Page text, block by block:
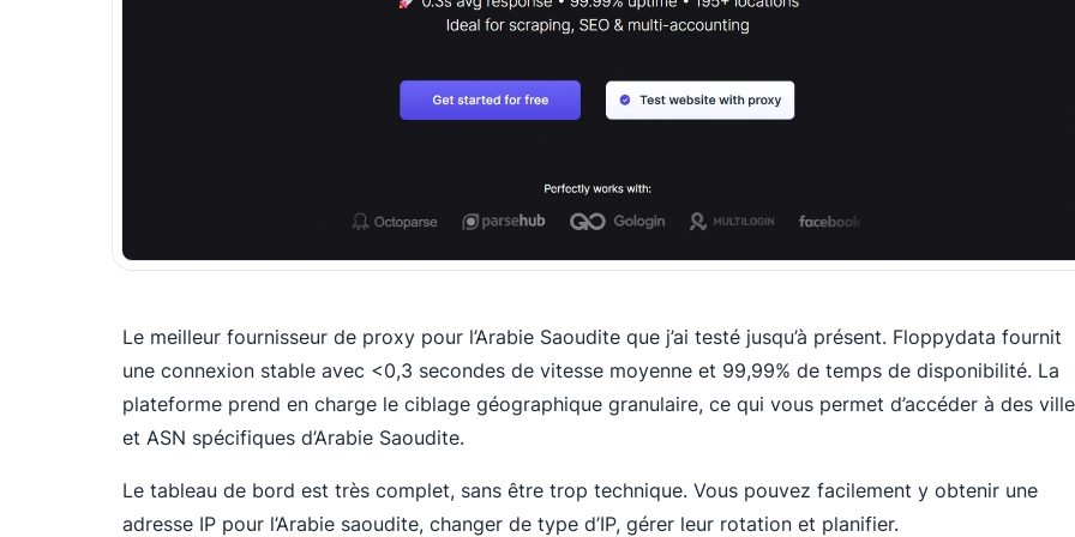
Le meilleur fournisseur de proxy pour l’Arabie Saoudite que j’ai testé jusqu’à présent. Floppydata fournit
une connexion stable avec <0,3 secondes de vitesse moyenne et 99,99% de temps de disponibilité. La
plateforme prend en charge le ciblage géographique granulaire, ce qui vous permet d’accéder à des
et ASN spécifiques d’Arabie Saoudite.
Le tableau de bord est très complet, sans être trop technique. Vous pouvez facilement y obtenir une
adresse IP pour l’Arabie saoudite, changer de type d’IP, gérer leur rotation et planifier.